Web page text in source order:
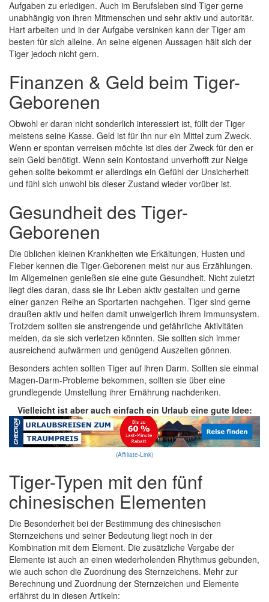
Aufgaben zu erledigen. Auch im Berufsleben sind Tiger gerne
unabhängig von ihren Mitmenschen und sehr aktiv und autoritär.
Hart arbeiten und in der Aufgabe versinken kann der Tiger am
besten für sich alleine. An seine eigenen Aussagen hält sich der
Tiger jedoch nicht gern.
Finanzen & Geld beim Tiger-
Geborenen
Obwohl er daran nicht sonderlich interessiert ist, füllt der Tiger
meistens seine Kasse. Geld ist für ihn nur ein Mittel zum Zweck.
Wenn er spontan verreisen möchte ist dies der Zweck für den er
sein Geld benötigt. Wenn sein Kontostand unverhofft zur Neige
gehen sollte bekommt er allerdings ein Gefühl der Unsicherheit
und fühl sich unwohl bis dieser Zustand wieder vorüber ist.
Gesundheit des Tiger-
Geborenen
Die üblichen kleinen Krankheiten wie Erkältungen, Husten und
Fieber kennen die Tiger-Geborenen meist nur aus Erzählungen.
Im Allgemeinen genießen sie eine gute Gesundheit. Nicht zuletzt
liegt dies daran, dass sie ihr Leben aktiv gestalten und gerne
einer ganzen Reihe an Sportarten nachgehen. Tiger sind gerne
draußen aktiv und helfen damit unweigerlich ihrem Immunsystem.
Trotzdem sollten sie anstrengende und gefährliche Aktivitäten
meiden, da sie sich verletzen könnten. Sie sollten sich immer
ausreichend aufwärmen und genügend Auszeiten gönnen.
Besonders achten sollten Tiger auf ihren Darm. Sollten sie einmal
Magen-Darm-Probleme bekommen, sollten sie über eine
grundlegende Umstellung ihrer Ernährung nachdenken.
Vielleicht ist aber auch einfach ein Urlaub eine gute Idee:
(Affiliate-Link)
Tiger-Typen mit den fünf
chinesischen Elementen
Die Besonderheit bei der Bestimmung des chinesischen
Sternzeichens und seiner Bedeutung liegt noch in der
Kombination mit dem Element. Die zusätzliche Vergabe der
Elemente ist auch an einen wiederholenden Rhythmus gebunden,
wie auch schon die Zuordnung des Sternzeichens. Mehr zur
Berechnung und Zuordnung der Sternzeichen und Elemente
erfährst du in diesen Artikeln: